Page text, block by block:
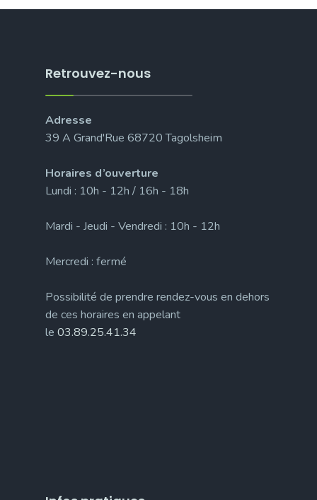
Retrouvez-nous
Adresse
39 A Grand'Rue 68720 Tagolsheim
Horaires d’ouverture
Lundi : 10h - 12h / 16h - 18h
Mardi - Jeudi - Vendredi : 10h - 12h
Mercredi : fermé
Possibilité de prendre rendez-vous en dehors
de ces horaires en appelant
le 03.89.25.41.34